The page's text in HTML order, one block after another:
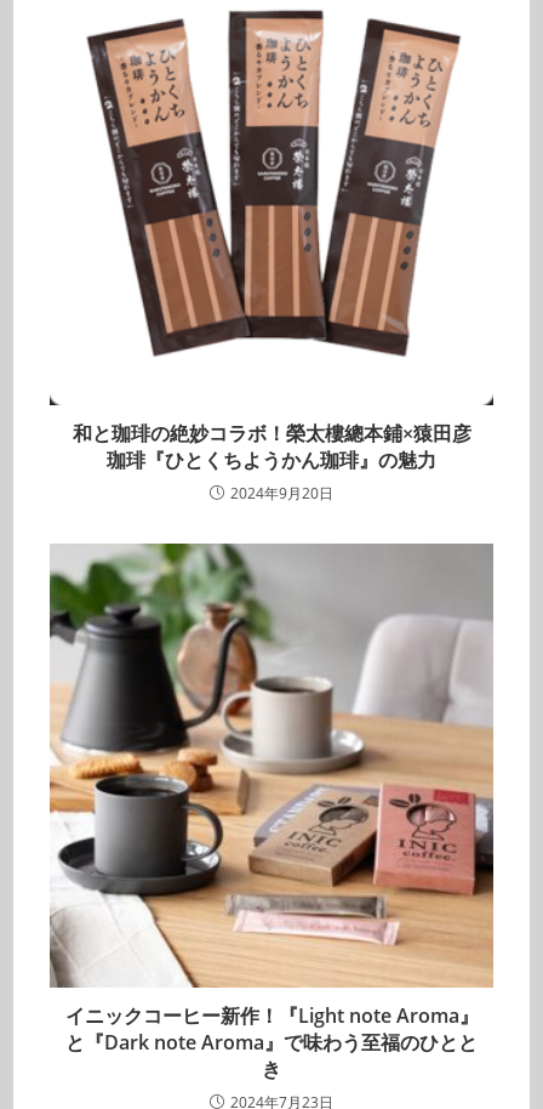
和と珈琲の絶妙コラボ！榮太樓總本鋪×猿田彦
珈琲『ひとくちようかん珈琲』の魅力
2024年9月20日
イニックコーヒー新作！『Light note Aroma』
と『Dark note Aroma』で味わう至福のひとと
き
2024年7月23日